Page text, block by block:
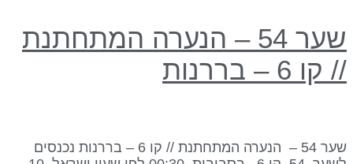
שער 54 – הנערה המתחתנת
6 – בררנות
שער 54 – הנערה המתחתנת // קו 6 – בררנות נכנסים